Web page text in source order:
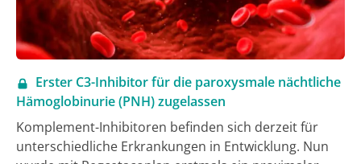
Erster C3-Inhibitor für die paroxysmale nächtliche
Hämoglobinurie (PNH) zugelassen
Komplement-Inhibitoren befinden sich derzeit für
unterschiedliche Erkrankungen in Entwicklung. Nun